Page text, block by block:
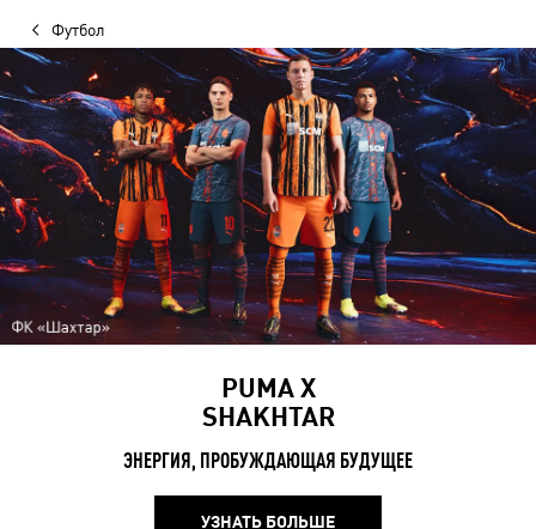
Футбол
PUMA X
SHAKHTAR
ЭНЕРГИЯ, ПРОБУЖДАЮЩАЯ БУДУЩЕЕ
УЗНАТЬ БОЛЬШЕ